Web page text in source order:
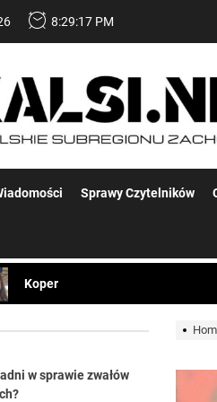
8:29:18 PM
Sprawy Czytelników
Koper – część 2.
Uwaga Dębieńsko – woda
w sprawie zwałów